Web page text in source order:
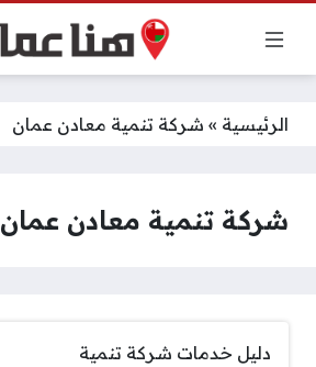
الرئيسية » شركة تنمية معادن عمان
شركة تنمية معادن عمان
دليل خدمات شركة تنمية